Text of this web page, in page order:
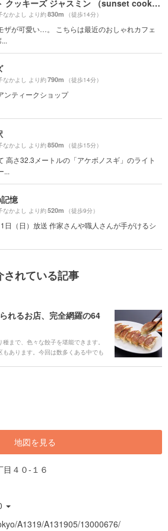
サンセット クッキーズ ジャスミン （sunset cookies jasmine）
なかよし より約830m （徒歩14分）
ザが可愛い…。 こちらは最近のおしゃれカフェ
なかよし より約790m （徒歩14分）
ンティークショップ
なかよし より約850m （徒歩15分）
高さ32.3メートルの「アケボノスギ」のライト
...
憶
なかよし より約520m （徒歩9分）
日（日）放送 作家さんや職人さんが手がけるシ
されている記事
れるお店、完全網羅の64
まで、色々な餃子を堪能できます。
あります。今回は数多くある中でも
地図を見る
４０-１６
A1319/A131905/13000676/